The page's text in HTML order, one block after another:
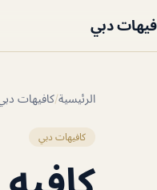
دبي
الرئيسية/كافيهات
كافيهات دبي